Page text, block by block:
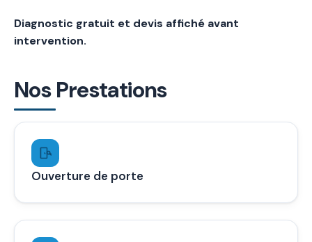
Diagnostic gratuit et devis affiché avant
intervention.
Nos Prestations
Ouverture de porte